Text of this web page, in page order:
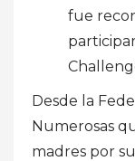
fue
Desde la
Numerosas
madres por